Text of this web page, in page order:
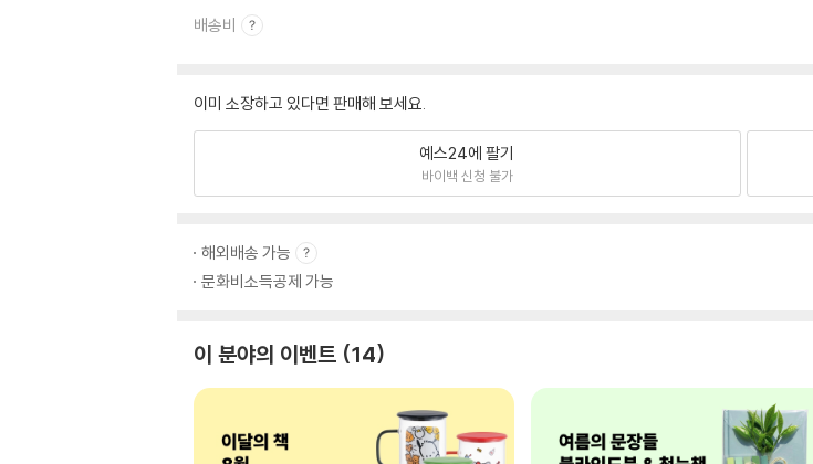
배송비
이미 소장하고 있다면 판매해 보세요.
예스24에 팔기
바이백 신청 불가
해외배송 가능
문화비소득공제 가능
이 분야의 이벤트 14